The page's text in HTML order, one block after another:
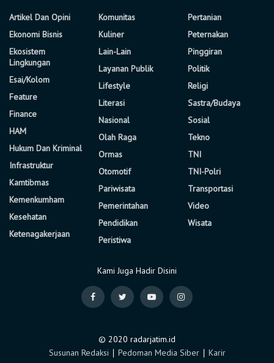
Artikel Dan Opini
Ekonomi Bisnis
Ekosistem
Lingkungan
Esai/Kolom
Feature
Finance
HAM
Hukum Dan Kriminal
Infrastruktur
Kamtibmas
Kemenkumham
Kesehatan
Ketenagakerjaan
Komunitas
Kuliner
Lain-Lain
Layanan Publik
Lifestyle
Literasi
Nasional
Olah Raga
Ormas
Otomotif
Pariwisata
Pemerintahan
Pendidikan
Peristiwa
Pertanian
Peternakan
Pinggiran
Politik
Religi
Sastra/Budaya
Sosial
Tekno
TNI
TNI-Polri
Transportasi
Video
Wisata
Kami Juga Hadir Disini
© 2020 radarjatim.id
Susunan Redaksi ∣ Pedoman Media Siber∣ Karir